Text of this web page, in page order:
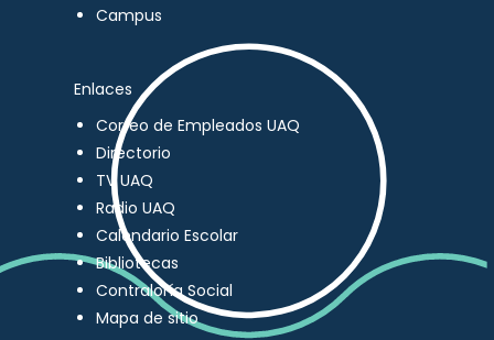
Campus
Enlaces
Correo de Empleados UAQ
Directorio
TV UAQ
Radio UAQ
Calendario Escolar
Bibliotecas
Contraloría Social
Mapa de sitio